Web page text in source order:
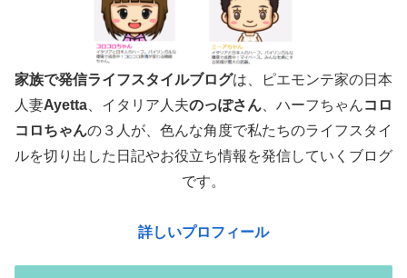
家族で発信ライフスタイルブログは、ピエモンテ家の日本
人妻Ayetta 、イタリア人夫のっぽさん 、ハーフちゃんコロ
コロちゃんの３人が、色んな角度で私たちのライフスタイ
ルを切り出した日記やお役立ち情報を発信していくブログ
です。
詳しいプロフィール